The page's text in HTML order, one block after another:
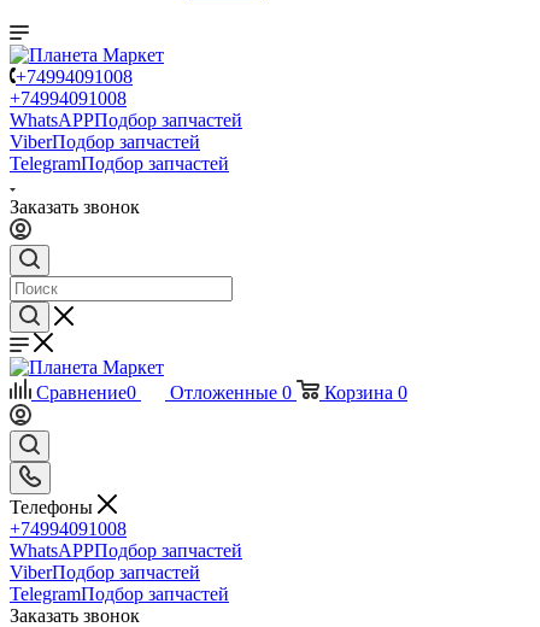
+74994091008
+74994091008
WhatsAPPПодбор запчастей
ViberПодбор запчастей
TelegramПодбор запчастей
Заказать звонок
Сравнение0 Отложенные 0 Корзина 0
Телефоны
+74994091008
WhatsAPPПодбор запчастей
ViberПодбор запчастей
TelegramПодбор запчастей
Заказать звонок